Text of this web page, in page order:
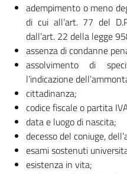
adempimento o meno
di cui all’art. 77 del
dall’art. 22 della legge
assenza di condanne
assolvimento di
l’indicazione
cittadinanza;
codice fiscale o partita
data e luogo di nascita;
decesso del coniuge,
esami sostenuti
esistenza in vita;